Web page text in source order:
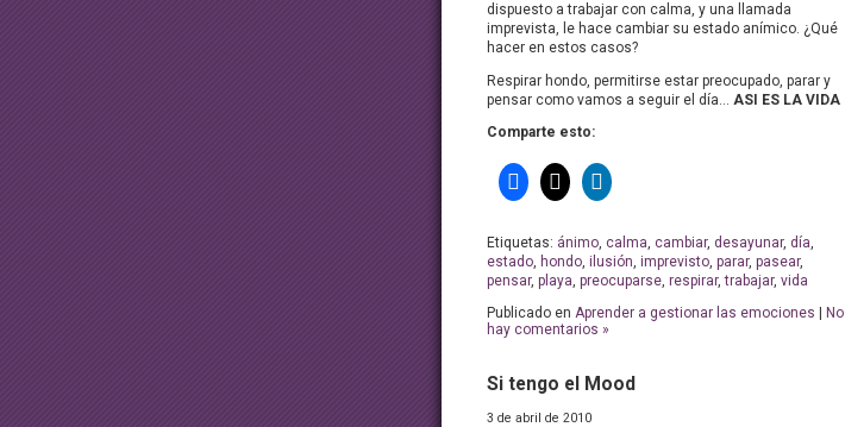
dispuesto a trabajar con calma, y una llamada
imprevista, le hace cambiar su estado anímico. ¿Qué
hacer en estos casos?
Respirar hondo, permitirse estar preocupado, parar y
pensar como vamos a seguir el día… ASI ES LA VIDA
Comparte esto:
Etiquetas: ánimo, calma, cambiar, desayunar, día,
estado, hondo, ilusión, imprevisto, parar, pasear,
pensar, playa, preocuparse, respirar,trabajar, vida
Publicado en Aprender a gestionar las emociones
No
hay comentarios »
Si tengo el Mood
3 de abril de 2010